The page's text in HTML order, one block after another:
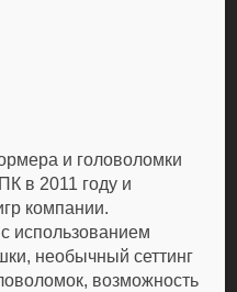
и головоломки
в 2011 году и
компании.
использованием
необычный сеттинг
возможность